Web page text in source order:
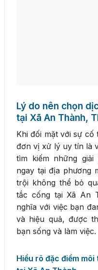
Lý do nên chọn
tại Xã An Thành,
Khi đối mặt với sự
đơn vị xử lý uy tín là
tìm kiếm những
ngay tại địa phương
trội không thể bỏ
tắc cống tại Xã An
nghĩa với việc bạn
và hiệu quả, được
bạn sống và làm việc.
Hiểu rõ đặc điểm